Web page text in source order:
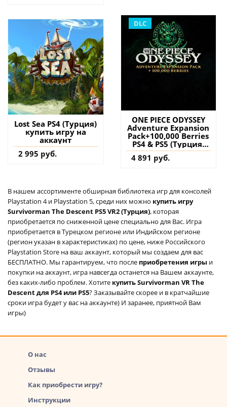
Lost Sea PS4 (Турция)
купить игру на
аккаунт
2 995 руб.
DLC
ONE PIECE ODYSSEY
Adventure Expansion
Pack+100,000 Berries
PS4 & PS5 (Турция)
купить дополнение
на аккаунт
4 891 руб.
В нашем ассортименте обширная библиотека игр для консолей
Playstation 4 и Playstation 5, среди них можно купить игру
Survivorman The Descent PS5 VR2 (Турция), которая
приобретается по сниженной цене специально для Вас. Игра
приобретается в Турецком регионе или Индийском регионе
(регион указан в характеристиках) по цене, ниже Российского
Playstation Store на ваш аккаунт, который мы создаем для вас
БЕСПЛАТНО. Мы гарантируем, что после приобретения игры и
покупки на аккаунт, игра навсегда останется на Вашем аккаунте,
без каких-либо проблем. Хотите купить Survivorman VR The
Descent для PS4 или PS5? Заказывайте скорее и в кратчайшие
сроки игра будет у вас на аккаунте) И заранее, приятной Вам
игры)
О нас
Отзывы
Как приобрести игру?
Инструкции